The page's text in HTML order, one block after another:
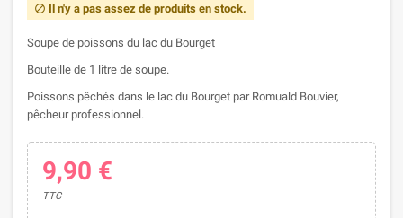
 Il n'y a pas assez de produits en stock.
Soupe de poissons du lac du Bourget
Bouteille de 1 litre de soupe.
Poissons pêchés dans le lac du Bourget par Romuald Bouvier,
pêcheur professionnel.
9,90 €
TTC